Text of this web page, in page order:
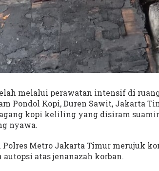
melalui perawatan intensif di
Pondol Kopi, Duren Sawit, Jakarta
kopi keliling yang disiram
nyawa.
Metro Jakarta Timur merujuk
atas jenanazah korban.